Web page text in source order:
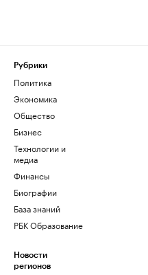
Рубрики
Политика
Экономика
Общество
Бизнес
Технологии и
медиа
Финансы
Биографии
База знаний
РБК Образование
Новости
регионов